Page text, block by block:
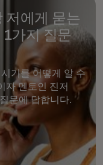
저에게 묻는
가지 질문
기를 어떻게 알 수
자 멘토인 진저
문에 답합니다.